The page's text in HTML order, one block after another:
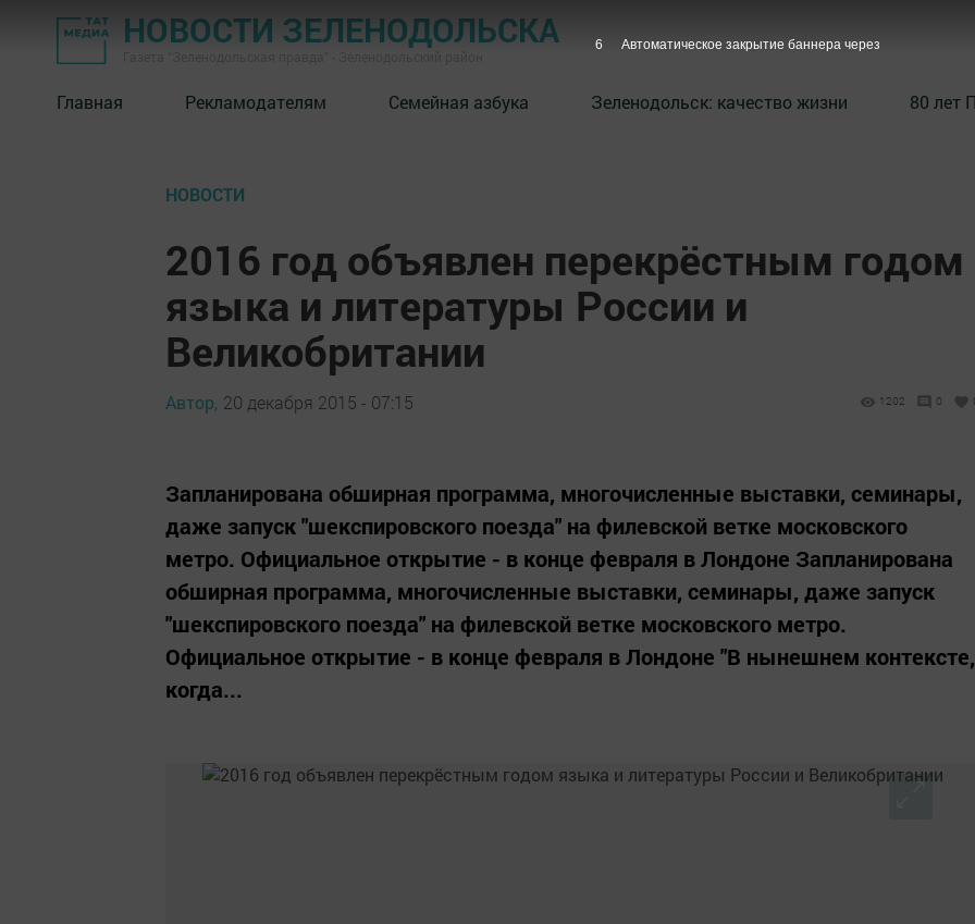
НОВОСТИ ЗЕЛЕНОДОЛЬСКА
Главная Рекламодателям Семейная азбука ⁠Зеленодольск: качество жизни 80 лет
НОВОСТИ
2016 год объявлен перекрёстным годом
языка и литературы России и
Великобритании
Автор, 20 декабря 2015 - 07:15 1202 0
Запланирована обширная программа, многочисленные выставки, семинары,
даже запуск "шекспировского поезда" на филевской ветке московского
метро. Официальное открытие - в конце февраля в Лондоне Запланирована
обширная программа, многочисленные выставки, семинары, даже запуск
"шекспировского поезда" на филевской ветке московского метро.
Официальное открытие - в конце февраля в Лондоне "В нынешнем контексте,
когда...
6 Автоматическое закрытие баннера через